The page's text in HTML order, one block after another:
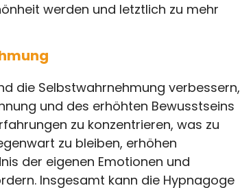
werden und letztlich zu mehr
die Selbstwahrnehmung verbessern,
und des erhöhten Bewusstseins
zu konzentrieren, was zu
zu bleiben, erhöhen
der eigenen Emotionen und
Insgesamt kann die Hypnagoge